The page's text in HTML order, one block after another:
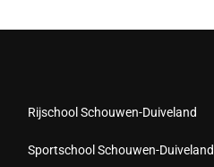
Rijschool Schouwen-Duiveland
Sportschool Schouwen-Duiveland